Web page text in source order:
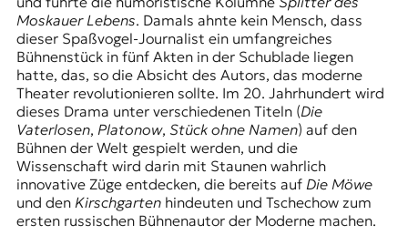
Moskauer Lebens. Damals ahnte kein Mensch, dass
dieser Spaßvogel-Journalist ein umfangreiches
Bühnenstück in fünf Akten in der Schublade liegen
hatte, das, so die Absicht des Autors, das moderne
Theater revolutionieren sollte. Im 20. Jahrhundert wird
dieses Drama unter verschiedenen Titeln (Die
Vaterlosen, Platonow, Stück ohne Namen) auf den
Bühnen der Welt gespielt werden, und die
Wissenschaft wird darin mit Staunen wahrlich
innovative Züge entdecken, die bereits auf Die Möwe
und den Kirschgarten hindeuten und Tschechow zum
ersten russischen Bühnenautor der Moderne machen.